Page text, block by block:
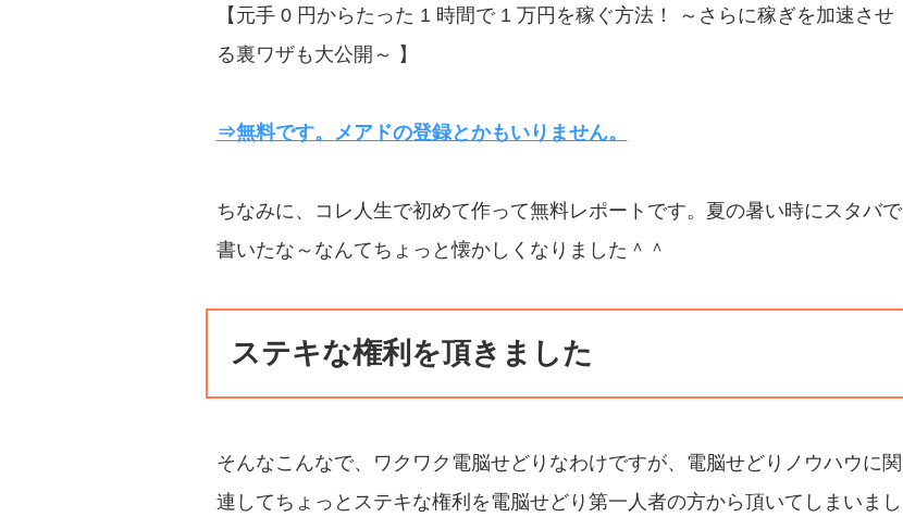
【元手 0 円からたった 1 時間で 1 万円を稼ぐ方法！ ～さらに稼ぎを加速させ
る裏ワザも大公開～ 】
⇒無料です。メアドの登録とかもいりません。
ちなみに、コレ人生で初めて作って無料レポートです。夏の暑い時にスタバで
書いたな～なんてちょっと懐かしくなりました＾＾
ステキな権利を頂きました
そんなこんなで、ワクワク電脳せどりなわけですが、電脳せどりノウハウに関
連してちょっとステキな権利を電脳せどり第一人者の方から頂いてしまいまし